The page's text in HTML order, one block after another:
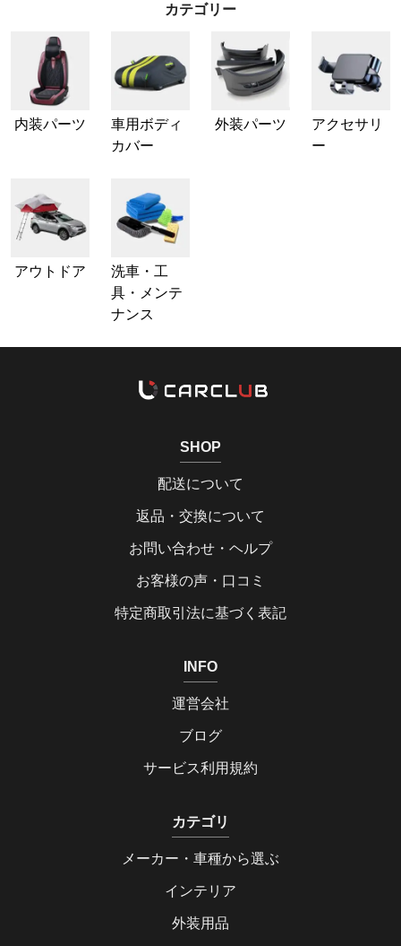
カテゴリー
内装パーツ
車用ボディ
カバー
外装パーツ
アクセサリ
ー
アウトドア
洗車・工
具・メンテ
ナンス
SHOP
配送について
返品・交換について
お問い合わせ・ヘルプ
お客様の声・口コミ
特定商取引法に基づく表記
INFO
運営会社
ブログ
サービス利用規約
カテゴリ
メーカー・車種から選ぶ
インテリア
外装用品